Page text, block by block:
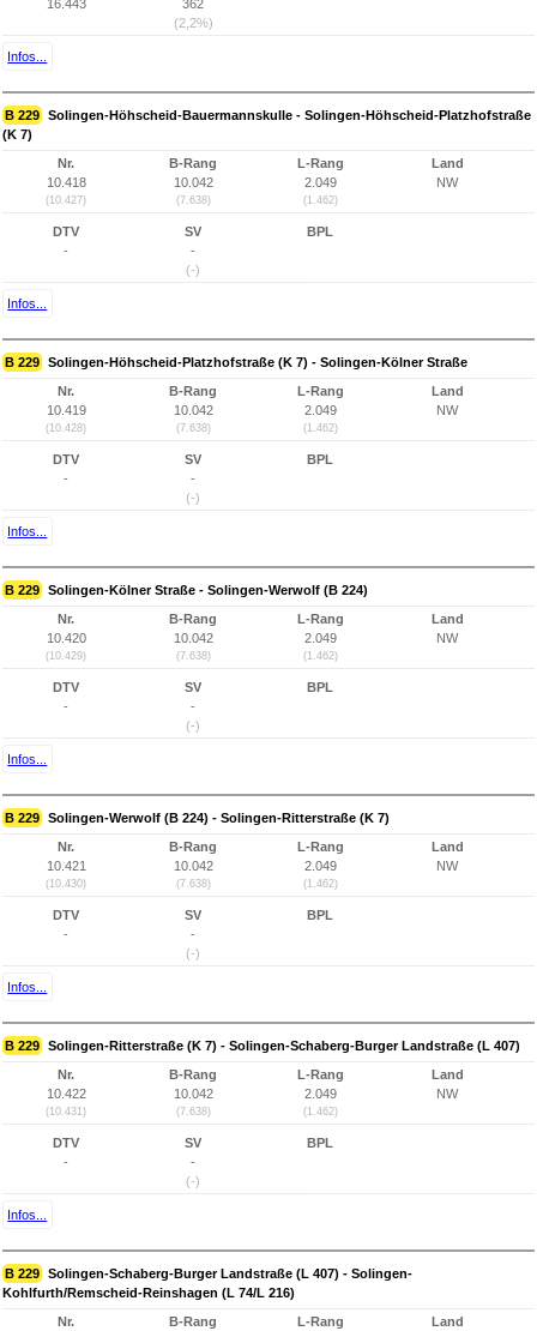
16.443
362
(2,2%)
Infos...
B 229 Solingen-Höhscheid-Bauermannskulle - Solingen-Höhscheid-Platzhofstraße
(K 7)
Nr.
10.418
(10.427)
B-Rang
10.042
(7.638)
L-Rang
2.049
(1.462)
Land
NW
DTV
-
SV
-
(-)
BPL
Infos...
B 229 Solingen-Höhscheid-Platzhofstraße (K 7) - Solingen-Kölner Straße
Nr.
10.419
(10.428)
B-Rang
10.042
(7.638)
L-Rang
2.049
(1.462)
Land
NW
DTV
-
SV
-
(-)
BPL
Infos...
B 229 Solingen-Kölner Straße - Solingen-Werwolf (B 224)
Nr.
10.420
(10.429)
B-Rang
10.042
(7.638)
L-Rang
2.049
(1.462)
Land
NW
DTV
-
SV
-
(-)
BPL
Infos...
B 229 Solingen-Werwolf (B 224) - Solingen-Ritterstraße (K 7)
Nr.
10.421
(10.430)
B-Rang
10.042
(7.638)
L-Rang
2.049
(1.462)
Land
NW
DTV
-
SV
-
(-)
BPL
Infos...
B 229 Solingen-Ritterstraße (K 7) - Solingen-Schaberg-Burger Landstraße (L 407)
Nr.
10.422
(10.431)
B-Rang
10.042
(7.638)
L-Rang
2.049
(1.462)
Land
NW
DTV
-
SV
-
(-)
BPL
Infos...
B 229 Solingen-Schaberg-Burger Landstraße (L 407) - Solingen-
Kohlfurth/Remscheid-Reinshagen (L 74/L 216)
Nr.
B-Rang
L-Rang
Land